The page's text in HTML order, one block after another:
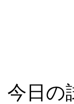
今日の